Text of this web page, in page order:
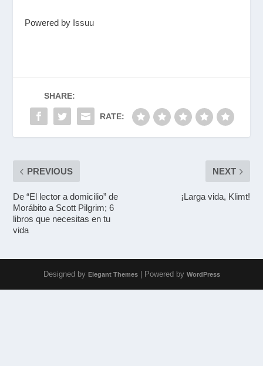
Powered by Issuu
SHARE:
RATE:
PREVIOUS
De “El lector a domicilio” de
Morábito a Scott Pilgrim; 6
libros que necesitas en tu
vida
NEXT
¡Larga vida, Klimt!
Designed by Elegant Themes| Powered by WordPress